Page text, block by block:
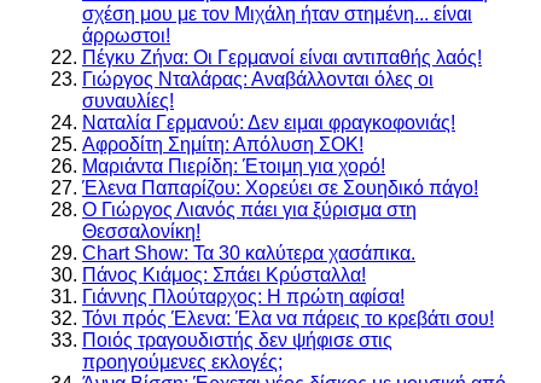
σχέση μου με τον Μιχάλη ήταν στημένη... είναι
άρρωστοι!
Πέγκυ Ζήνα: Οι Γερμανοί είναι αντιπαθής λαός!
Γιώργος Νταλάρας: Αναβάλλονται όλες οι
συναυλίες!
Ναταλία Γερμανού: Δεν ειμαι φραγκοφονιάς!
Αφροδίτη Σημίτη: Απόλυση ΣΟΚ!
Μαριάντα Πιερίδη: Έτοιμη για χορό!
Έλενα Παπαρίζου: Χορεύει σε Σουηδικό πάγο!
Ο Γιώργος Λιανός πάει για ξύρισμα στη
Θεσσαλονίκη!
Chart Show: Τα 30 καλύτερα χασάπικα.
Πάνος Κιάμος: Σπάει Κρύσταλλα!
Γιάννης Πλούταρχος: Η πρώτη αφίσα!
Τόνι πρός Έλενα: Έλα να πάρεις το κρεβάτι σου!
Ποιός τραγουδιστής δεν ψήφισε στις
προηγούμενες εκλογές;